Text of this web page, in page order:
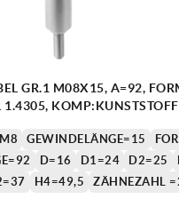
GR.1 M08X15, A=92,
1.4305, KOMP:KUNSTSTOFF
GEWINDELÄNGE=15
D=16 D1=24 D2=25
H4=49,5 ZÄHNEZAHL